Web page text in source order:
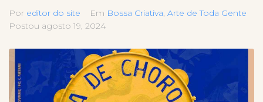
Por editor do site Em Bossa Criativa, Arte de Toda Gente
Postou agosto 19, 2024